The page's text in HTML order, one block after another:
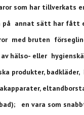
som har tillverkats
på annat sätt har fått
med bruten
hälso- eller
produkter,
en vara som